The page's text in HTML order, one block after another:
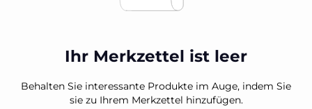
Ihr Merkzettel ist leer
Behalten Sie interessante Produkte im Auge, indem Sie
sie zu Ihrem Merkzettel hinzufügen.